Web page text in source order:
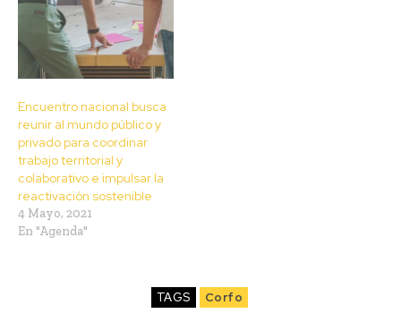
Encuentro nacional busca
reunir al mundo público y
privado para coordinar
trabajo territorial y
colaborativo e impulsar la
reactivación sostenible
4 Mayo, 2021
En "Agenda"
TAGS Corfo